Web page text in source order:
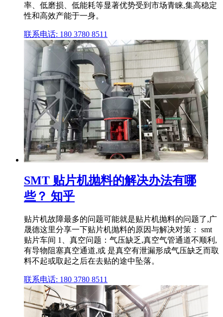
率、低磨损、低能耗等显著优势受到市场青睐,集高稳定
性和高效产能于一身。
联系电话: 180 3780 8511
SMT 贴片机抛料的解决办法有哪
些？ 知乎
贴片机故障最多的问题可能就是贴片机抛料的问题了,广
晟德这里分享一下贴片机抛料的原因与解决对策： smt
贴片车间 1、真空问题：气压缺乏,真空气管通道不顺利,
有导物阻塞真空通道,或 是真空有泄漏形成气压缺乏而取
料不起或取起之后在去贴的途中坠落。
联系电话: 180 3780 8511